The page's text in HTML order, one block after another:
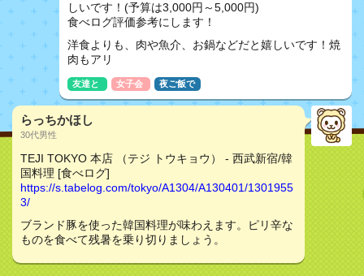
しいです！(予算は3,000円～5,000円)
食べログ評価参考にします！
洋食よりも、肉や魚介、お鍋などだと嬉しいです！焼
肉もアリ
友達と 女子会 夜ご飯で
らっちかほし
30代男性
TEJI TOKYO 本店 （テジ トウキョウ） - 西武新宿/韓
国料理 [食べログ]
https://s.tabelog.com/tokyo/A1304/A130401/1301955
3/
ブランド豚を使った韓国料理が味わえます。ピリ辛な
ものを食べて残暑を乗り切りましょう。